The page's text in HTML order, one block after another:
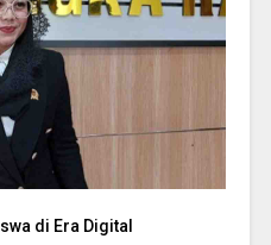
di Era Digital